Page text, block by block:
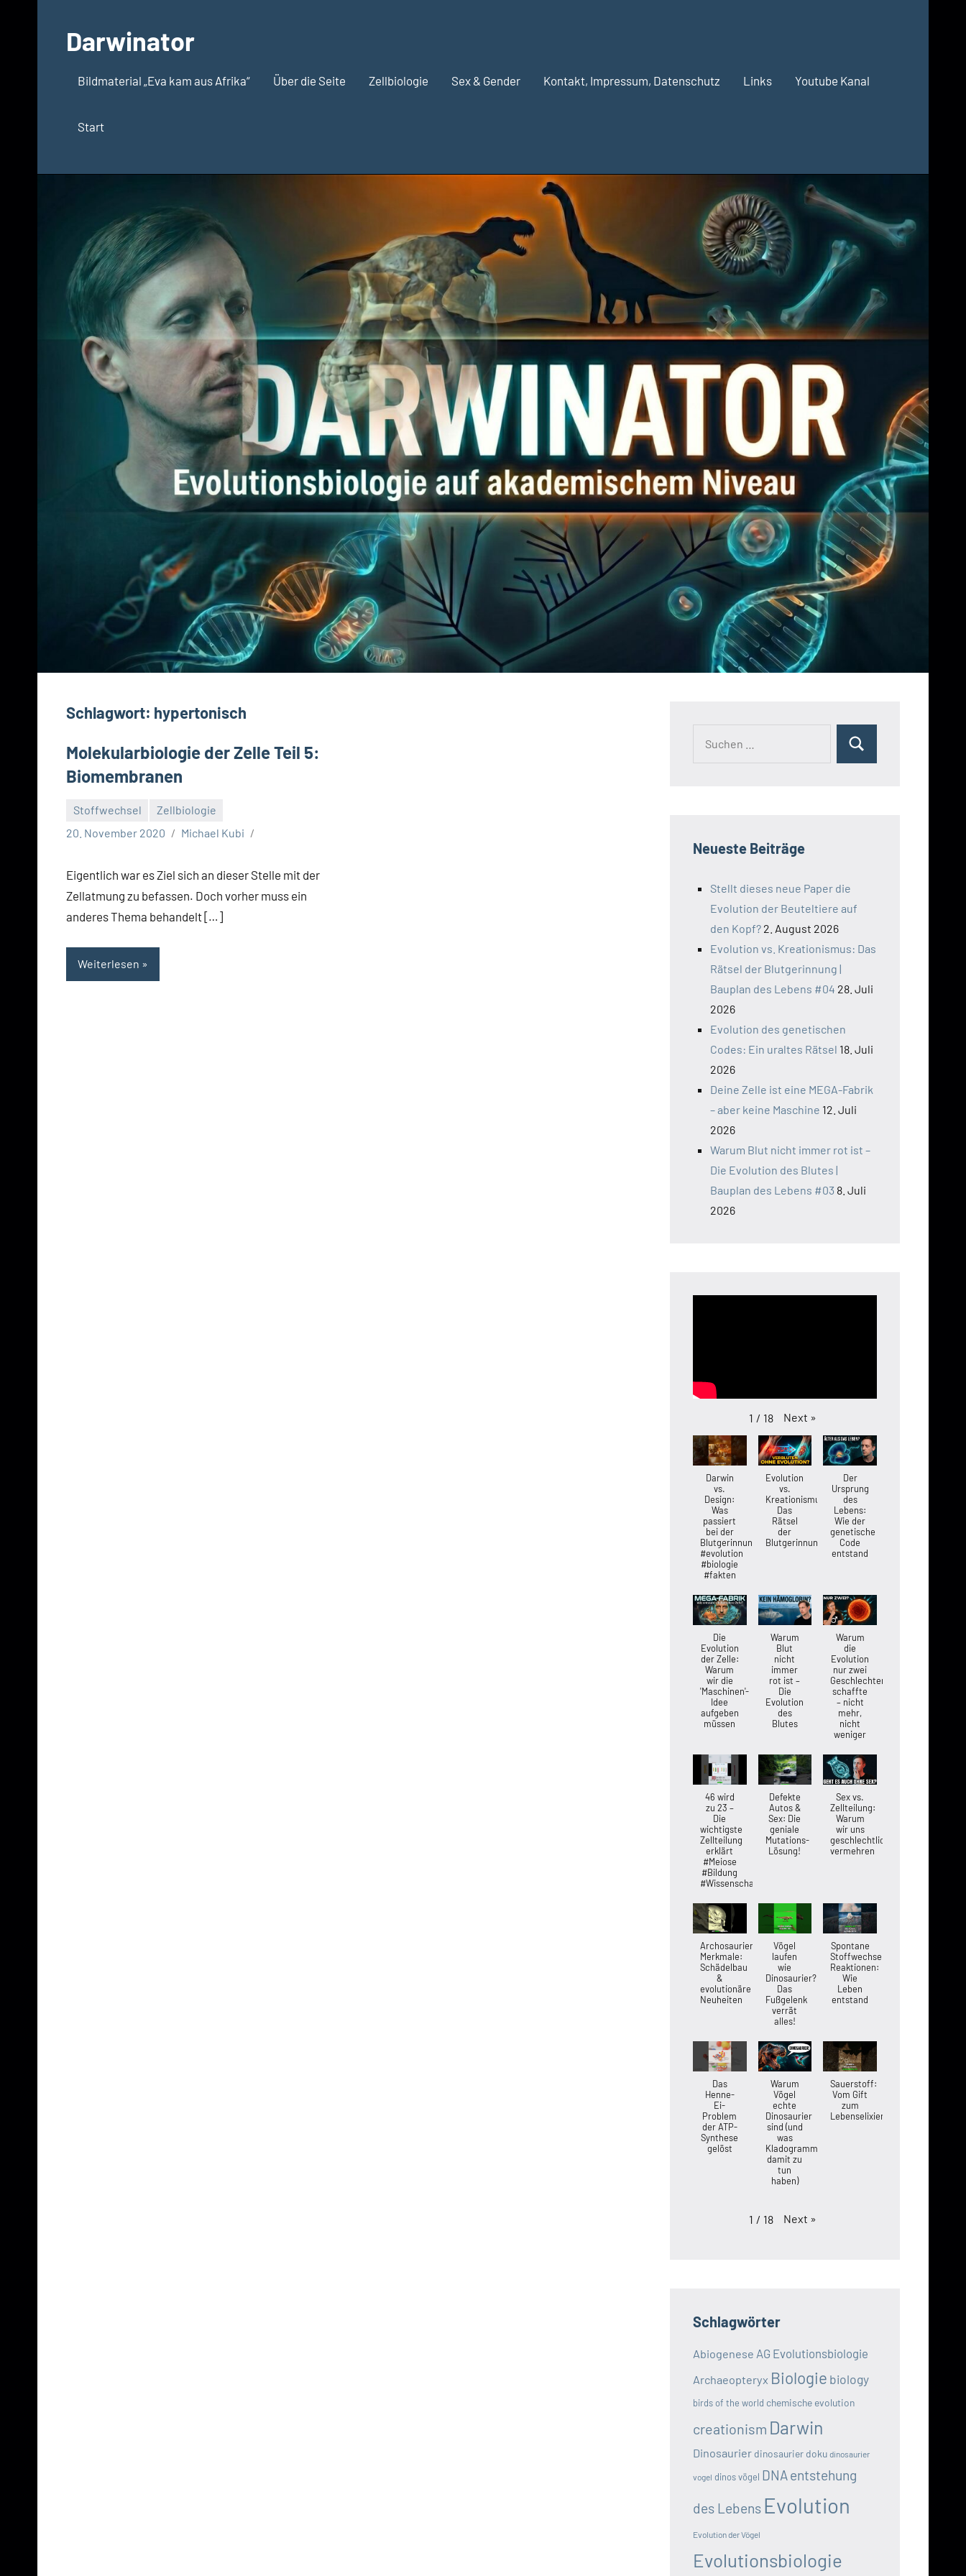
springenDarwinator
Evolutionsbiologie
Bildmaterial „Eva kam aus Afrika“ Über die Seite Zellbiologie Sex & Gender Kontakt, Impressum, Datenschutz Links Youtube Kanal
Start
Schlagwort: hypertonisch
Molekularbiologie der Zelle Teil 5:
Biomembranen
Stoffwechsel
Zellbiologie
20. November 2020
Michael Kubi
Eigentlich war es Ziel sich an dieser Stelle mit der
Zellatmung zu befassen. Doch vorher muss ein
anderes Thema behandelt […]
Weiterlesen
Suchen
Neueste Beiträge
Stellt dieses neue Paper die
Evolution der Beuteltiere auf
den Kopf? 2. August 2026
Evolution vs. Kreationismus: Das
Rätsel der Blutgerinnung |
Bauplan des Lebens #04 28. Juli
2026
Evolution des genetischen
Codes: Ein uraltes Rätsel 18. Juli
2026
Deine Zelle ist eine MEGA-Fabrik
– aber keine Maschine 12. Juli
2026
Warum Blut nicht immer rot ist –
Die Evolution des Blutes |
Bauplan des Lebens #03 8. Juli
2026
1 / 18 Next »
Darwin
vs.
Design:
Was
passiert
bei der
Blutgerinnung?
#evolution
#biologie
#fakten
Evolution
vs.
Kreationismus:
Das
Rätsel
der
Blutgerinnung
Der
Ursprung
des
Lebens:
Wie der
genetische
Code
entstand
Die
Evolution
der Zelle:
Warum
wir die
'Maschinen'-
Idee
aufgeben
müssen
Warum
Blut
nicht
immer
rot ist –
Die
Evolution
des
Blutes
Warum
die
Evolution
nur zwei
Geschlechter
schaffte
– nicht
mehr,
nicht
weniger
46 wird
zu 23 –
Die
wichtigste
Zellteilung
erklärt
#Meiose
#Bildung
#Wissenschaft
Defekte
Autos &
Sex: Die
geniale
Mutations-
Lösung!
Sex vs.
Zellteilung:
Warum
wir uns
geschlechtlich
vermehren
Archosaurier-
Merkmale:
Schädelbau
&
evolutionäre
Neuheiten
Vögel
laufen
wie
Dinosaurier?
Das
Fußgelenk
verrät
alles!
Spontane
Stoffwechsel-
Reaktionen:
Wie
Leben
entstand
Das
Henne-
Ei-
Problem
der ATP-
Synthese
gelöst
Warum
Vögel
echte
Dinosaurier
sind (und
was
Kladogramme
damit zu
tun
haben)
Sauerstoff:
Vom Gift
zum
Lebenselixier
1 / 18 Next »
Schlagwörter
Abiogenese AG Evolutionsbiologie
Archaeopteryx Biologie biology
birds of the world chemische evolution
creationism Darwin
Dinosaurier dinosaurier doku dinosaurier
vogel dinos vögel DNAentstehung
des Lebens Evolution
Evolution der Vögel
Evolutionsbiologie